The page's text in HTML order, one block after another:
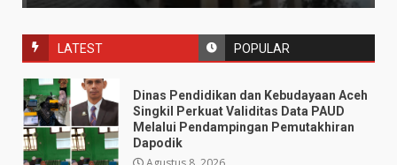
LATEST POPULAR
Dinas Pendidikan dan Kebudayaan Aceh
Singkil Perkuat Validitas Data PAUD
Melalui Pendampingan Pemutakhiran
Dapodik